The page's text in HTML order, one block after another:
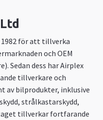
1982 för att tillverka
och OEM
Sedan dess har Airplex
tillverkare och
bilprodukter, inklusive
strålkastarskydd,
tillverkar fortfarande